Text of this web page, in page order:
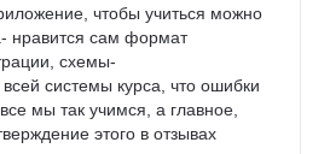
чтобы учиться можно
нравится сам формат
схемы-
системы курса, что ошибки
мы так учимся, а главное,
этого в отзывах